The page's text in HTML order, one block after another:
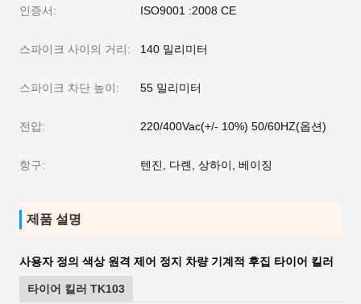
인증서: ISO9001 :2008 CE
스파이크 사이의 거리: 140 밀리미터
스파이크 차단 높이: 55 밀리미터
전압: 220/400Vac(+/- 10%) 50/60HZ(옵션)
항구: 텐진, 다롄, 상하이, 베이징
제품 설명
사용자 정의 색상 원격 제어 정지 차량 기계적 후집 타이어 킬러
타이어 킬러 TK103